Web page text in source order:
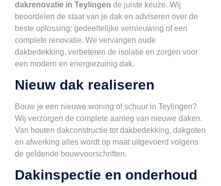
dakrenovatie in Teylingen de juiste keuze. Wij
beoordelen de staat van je dak en adviseren over de
beste oplossing: gedeeltelijke vernieuwing of een
complete renovatie. We vervangen oude
dakbedekking, verbeteren de isolatie en zorgen voor
een modern en energiezuinig dak.
Nieuw dak realiseren
Bouw je een nieuwe woning of schuur in Teylingen?
Wij verzorgen de complete aanleg van nieuwe daken.
Van houten dakconstructie tot dakbedekking, dakgoten
en afwerking alles wordt op maat uitgevoerd volgens
de geldende bouwvoorschriften.
Dakinspectie en onderhoud